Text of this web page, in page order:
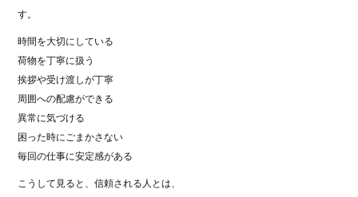
す。
時間を大切にしている
荷物を丁寧に扱う
挨拶や受け渡しが丁寧
周囲への配慮ができる
異常に気づける
困った時にごまかさない
毎回の仕事に安定感がある
こうして見ると、信頼される人とは、